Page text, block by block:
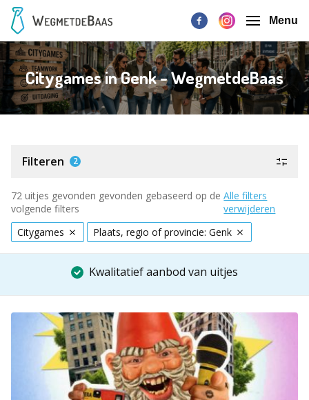
Menu
Citygames in Genk - WegmetdeBaas
Filteren 2
72 uitjes gevonden gevonden gebaseerd op de
volgende filters
Alle filters
verwijderen
Citygames
Plaats, regio of provincie: Genk
Kwalitatief aanbod van uitjes